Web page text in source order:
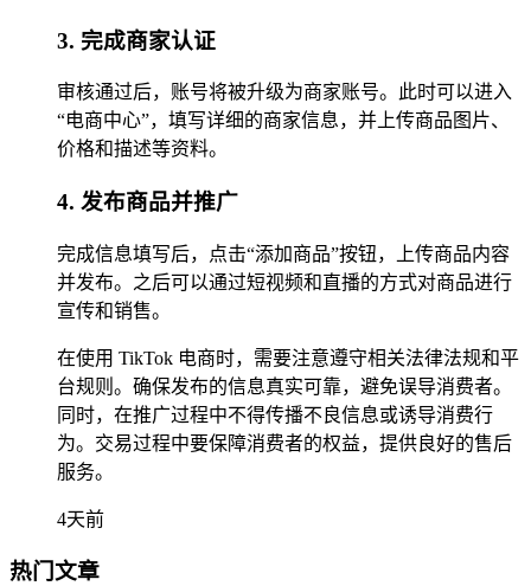
3. 完成商家认证
审核通过后，账号将被升级为商家账号。此时可以进入
“电商中心”，填写详细的商家信息，并上传商品图片、
价格和描述等资料。
4. 发布商品并推广
完成信息填写后，点击“添加商品”按钮，上传商品内容
并发布。之后可以通过短视频和直播的方式对商品进行
宣传和销售。
在使用 TikTok 电商时，需要注意遵守相关法律法规和平
台规则。确保发布的信息真实可靠，避免误导消费者。
同时，在推广过程中不得传播不良信息或诱导消费行
为。交易过程中要保障消费者的权益，提供良好的售后
服务。
4天前
热门文章